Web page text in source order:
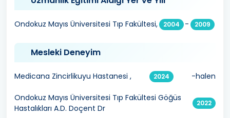
Ondokuz Mayıs Üniversitesi Tıp Fakültesi, 2004 - 2009
Mesleki Deneyim
Medicana Zincirlikuyu Hastanesi , 2024 -halen
Ondokuz Mayıs Üniversitesi Tıp Fakültesi Göğüs
Hastalıkları A.D. Doçent Dr
2022